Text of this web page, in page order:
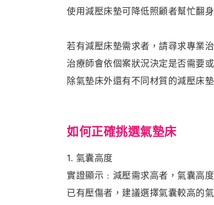
使用減壓床墊可降低照顧者幫忙翻
若有減壓床墊需求者，請尋求專業治
治療師會依個案狀況決定是否需要
除氣墊床外還有不同材質的減壓床
如何正確挑選氣墊床
1. 氣囊高度
實證顯示﹕減壓需求高者，氣囊高
已有壓傷者，建議選擇氣囊較高的